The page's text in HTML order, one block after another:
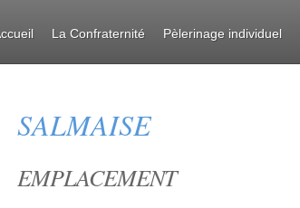
La Confraternité Pèlerinage individuel
SALMAISE
EMPLACEMENT